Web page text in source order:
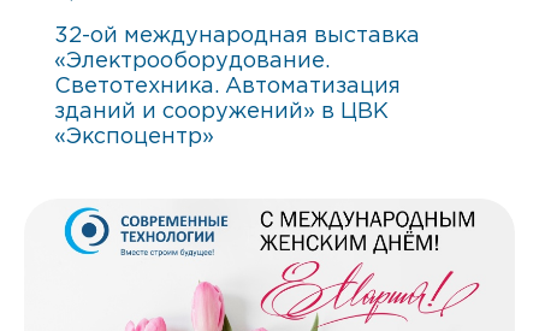
32-ой международная выставка
«Электрооборудование.
Светотехника. Автоматизация
зданий и сооружений» в ЦВК
«Экспоцентр»